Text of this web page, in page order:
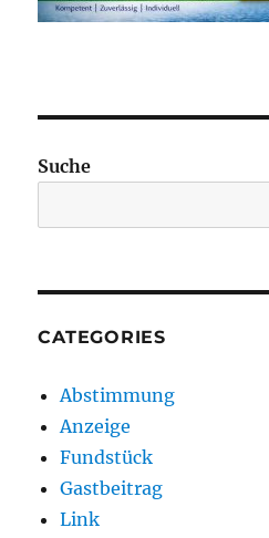
Suche
CATEGORIES
Abstimmung
Anzeige
Fundstück
Gastbeitrag
Link